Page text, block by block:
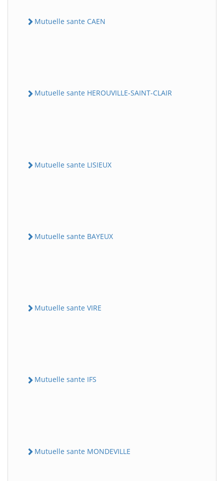
Mutuelle sante CAEN
Mutuelle sante HEROUVILLE-SAINT-CLAIR
Mutuelle sante LISIEUX
Mutuelle sante BAYEUX
Mutuelle sante VIRE
Mutuelle sante IFS
Mutuelle sante MONDEVILLE